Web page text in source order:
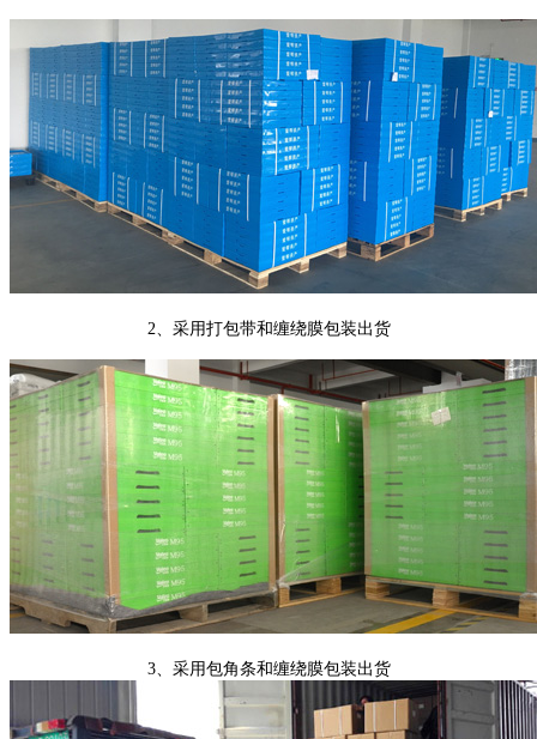
2、采用打包带和缠绕膜包装出货
3、采用包角条和缠绕膜包装出货